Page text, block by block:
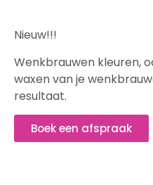
Nieuw!!!
Wenkbrauwen kleuren,
waxen van je
resultaat.
Boek een afspraak